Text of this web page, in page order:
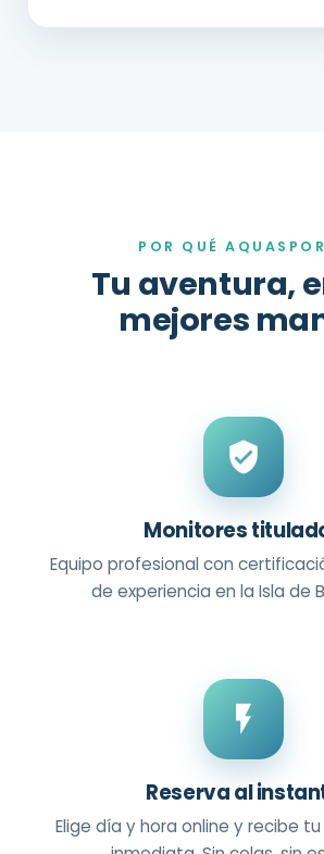
POR QUÉ
Tu aventura,
mejores
Monitores
Equipo profesional con
de experiencia en la Isla de
Reserva al
Elige día y hora online y recibe